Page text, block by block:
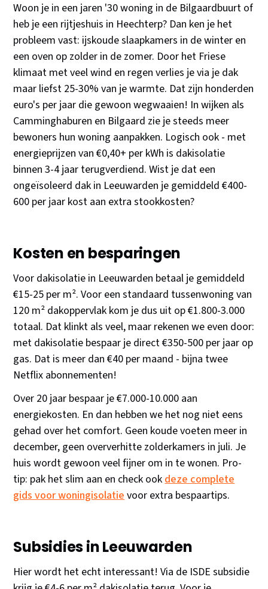
Woon je in een jaren '30 woning in de Bilgaardbuurt of
heb je een rijtjeshuis in Heechterp? Dan ken je het
probleem vast: ijskoude slaapkamers in de winter en
een oven op zolder in de zomer. Door het Friese
klimaat met veel wind en regen verlies je via je dak
maar liefst 25-30% van je warmte. Dat zijn honderden
euro's per jaar die gewoon wegwaaien! In wijken als
Camminghaburen en Bilgaard zie je steeds meer
bewoners hun woning aanpakken. Logisch ook - met
energieprijzen van €0,40+ per kWh is dakisolatie
binnen 3-4 jaar terugverdiend. Wist je dat een
ongeïsoleerd dak in Leeuwarden je gemiddeld €400-
600 per jaar kost aan extra stookkosten?
Kosten en besparingen
Voor dakisolatie in Leeuwarden betaal je gemiddeld
€15-25 per m². Voor een standaard tussenwoning van
120 m² dakoppervlak kom je dus uit op €1.800-3.000
totaal. Dat klinkt als veel, maar rekenen we even door:
met dakisolatie bespaar je direct €350-500 per jaar op
gas. Dat is meer dan €40 per maand - bijna twee
Netflix abonnementen!
Over 20 jaar bespaar je €7.000-10.000 aan
energiekosten. En dan hebben we het nog niet eens
gehad over het comfort. Geen koude voeten meer in
december, geen oververhitte zolderkamers in juli. Je
huis wordt gewoon veel fijner om in te wonen. Pro-
tip: pak het slim aan en check ookdeze complete
gids voor woningisolatievoor extra bespaartips.
Subsidies in Leeuwarden
Hier wordt het echt interessant! Via de ISDE subsidie